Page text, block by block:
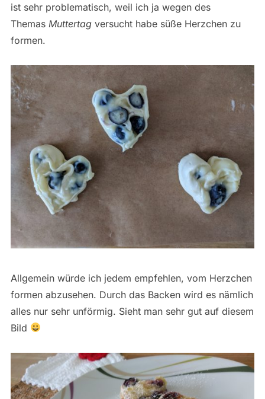
ist sehr problematisch, weil ich ja wegen des
Themas Muttertagversucht habe süße Herzchen zu
formen.
Allgemein würde ich jedem empfehlen, vom Herzchen
formen abzusehen. Durch das Backen wird es nämlich
alles nur sehr unförmig. Sieht man sehr gut auf diesem
Bild